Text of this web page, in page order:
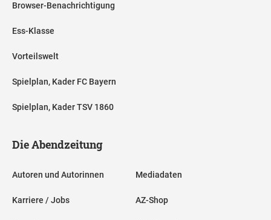
Browser-Benachrichtigung
Ess-Klasse
Vorteilswelt
Spielplan, Kader FC Bayern
Spielplan, Kader TSV 1860
Die Abendzeitung
Autoren und Autorinnen
Karriere / Jobs
Mediadaten
AZ-Shop